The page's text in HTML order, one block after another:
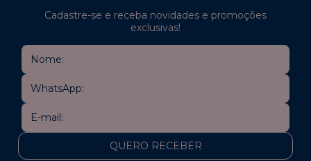
Cadastre-se e receba novidades e promoções
exclusivas!